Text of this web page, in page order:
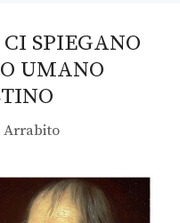
SPIEGANO
UMANO
Arrabito